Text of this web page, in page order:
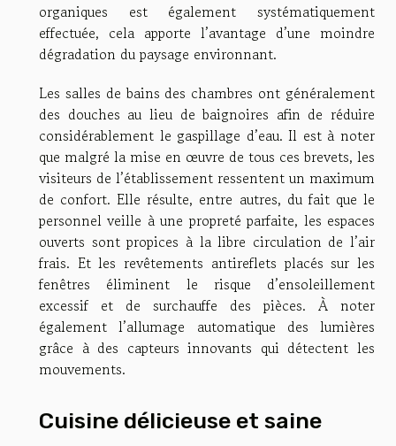
organiques est également systématiquement
effectuée, cela apporte l’avantage d’une moindre
dégradation du paysage environnant.
Les salles de bains des chambres ont généralement
des douches au lieu de baignoires afin de réduire
considérablement le gaspillage d’eau. Il est à noter
que malgré la mise en œuvre de tous ces brevets, les
visiteurs de l’établissement ressentent un maximum
de confort. Elle résulte, entre autres, du fait que le
personnel veille à une propreté parfaite, les espaces
ouverts sont propices à la libre circulation de l’air
frais. Et les revêtements antireflets placés sur les
fenêtres éliminent le risque d’ensoleillement
excessif et de surchauffe des pièces. À noter
également l’allumage automatique des lumières
grâce à des capteurs innovants qui détectent les
mouvements.
Cuisine délicieuse et saine